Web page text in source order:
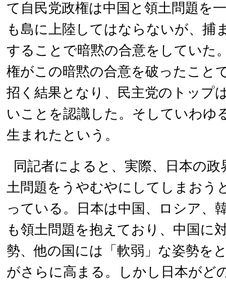
て自民党政権は中国と領土問題を
も島に上陸してはならないが、捕
することで暗黙の合意をしていた
権がこの暗黙の合意を破ったこと
招く結果となり、民主党のトップ
いことを認識した。そしていわゆ
生まれたという。
同記者によると、実際、日本の
土問題をうやむやにしてしまおう
っている。日本は中国、ロシア、
も領土問題を抱えており、中国に
勢、他の国には「軟弱」な姿勢を
がさらに高まる。しかし日本がど